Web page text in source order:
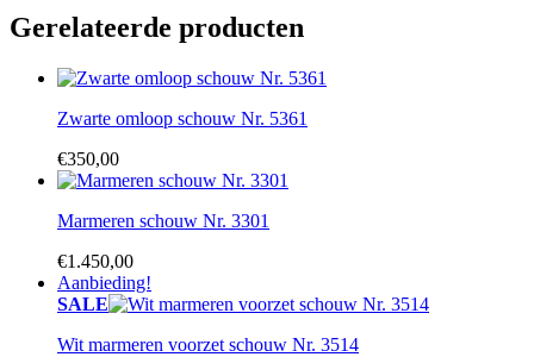
Gerelateerde producten
Zwarte omloop schouw Nr. 5361
€350,00
Marmeren schouw Nr. 3301
€1.450,00
Aanbieding!
SALE
Wit marmeren voorzet schouw Nr. 3514